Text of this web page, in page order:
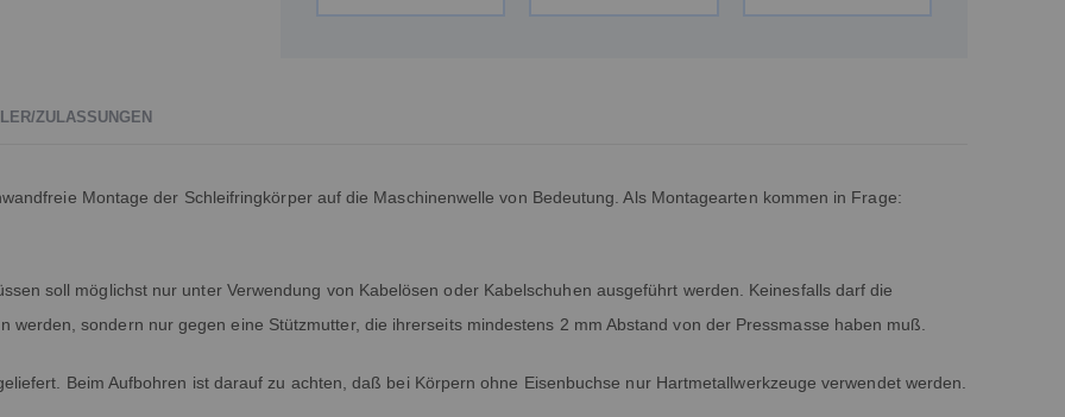
Montage der Schleifringkörper auf die Maschinenwelle von Bedeutung. Als Montagearten kommen in Frage:
soll möglichst nur unter Verwendung von Kabelösen oder Kabelschuhen ausgeführt werden. Keinesfalls darf die
werden, sondern nur gegen eine Stützmutter, die ihrerseits mindestens 2 mm Abstand von der Pressmasse haben muß.
Beim Aufbohren ist darauf zu achten, daß bei Körpern ohne Eisenbuchse nur Hartmetallwerkzeuge verwendet werden.
ZULASSUNGEN